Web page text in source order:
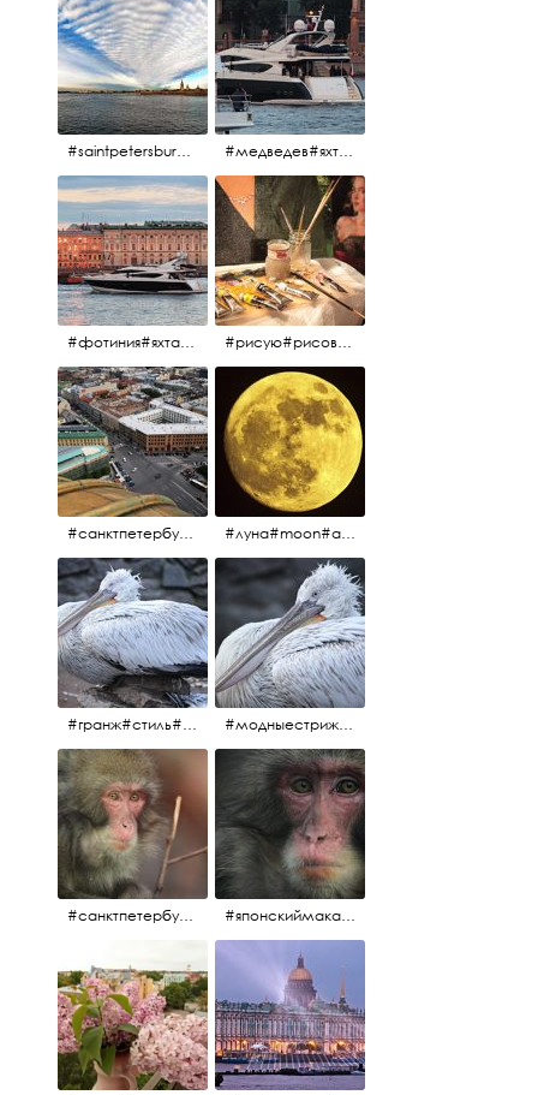
#saintpetersburg #санктпетербург#нева#троицкиймост#питерскоеутро#петропавловскаякрепость #медведев#яхты#алыепаруса2023#белыеночи2013#санктпетербург #яхтафотиния#yacht#yachtphotinia
#фотиния#яхтафотиния#дмитриймедведев#медведев#яхта#алыепаруса2013#2013#алыепаруса #нева#санктпетербург #yachtphotinia#yacht #рисую#рисовать#краскихолстмасло#картина#холст#кисточки#палитра#художник#портрет#aplgallery
#санктпетербург #исаакиевскийсобор #исакий #луна#moon#апрельскаялуна#санктпетербург
#гранж#стиль#тренд#тренд2017 #модныестрижки#санктпетербург #пеликан #птицы#причёски #модныестрижки#стильныестрижки#причёски#зоопарк #пеликан#санктпетербург #причёскиподуше
#санктпетербург #macacafuscata #macaca #ленинградскийзоопарк #снежнаяобезьяна #японскиймакак #макака #зоопарк #японскиймакак#снежнаяобезьяна#приматы#макака#зоопарк#животные#ленинградскийзоопарк#macaca#macacafuscata#санктпетербург